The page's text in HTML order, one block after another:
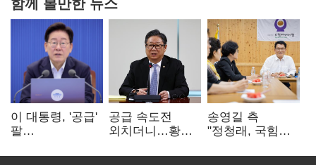
이 대통령, '공급'
팔
여 내부선
공급 속도전
외치더니…황희,
리모델링' 제안
송영길 측
"정청래, 국힘
민주당 대표로